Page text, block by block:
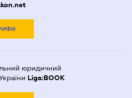
юридичний
Liga:BOOK